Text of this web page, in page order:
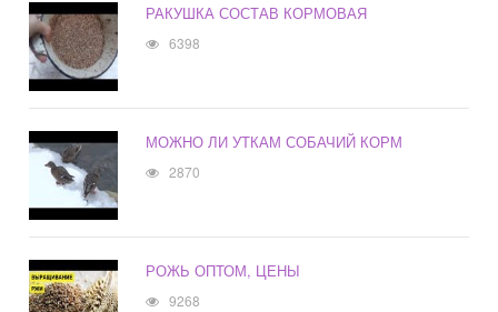
РАКУШКА СОСТАВ КОРМОВАЯ
6398
МОЖНО ЛИ УТКАМ СОБАЧИЙ КОРМ
2870
РОЖЬ ОПТОМ, ЦЕНЫ
9268